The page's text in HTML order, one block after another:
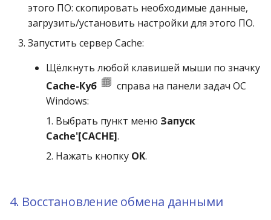
этого ПО: скопировать необходимые данные,
загрузить/установить настройки для этого ПО.
Запустить сервер Cache:
Щёлкнуть любой клавишей мыши по значку
Cache-Куб
справа на панели задач ОС
Windows:
1. Выбрать пункт меню Запуск
Cache'[CACHE].
2. Нажать кнопку ОК.
4. Восстановление обмена данными